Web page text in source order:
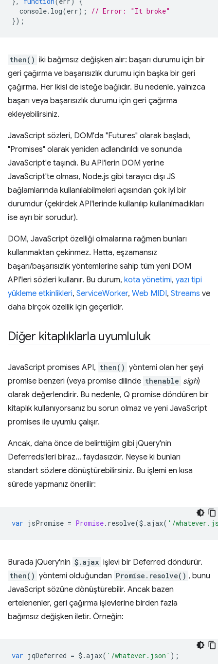
console. log(err);
// Error: "It broke"
});
then() iki bağımsız değişken alır: başarı durumu için bir
geri çağırma ve başarısızlık durumu için başka bir geri
çağırma. Her ikisi de isteğe bağlıdır. Bu nedenle, yalnızca
başarı veya başarısızlık durumu için geri çağırma
ekleyebilirsiniz.
JavaScript sözleri, DOM'da "Futures" olarak başladı,
"Promises" olarak yeniden adlandırıldı ve sonunda
JavaScript'e taşındı. Bu API'lerin DOM yerine
JavaScript'te olması, Node.js gibi tarayıcı dışı JS
bağlamlarında kullanılabilmeleri açısından çok iyi bir
durumdur (çekirdek API'lerinde kullanılıp kullanılmadıkları
ise ayrı bir sorudur).
DOM, JavaScript özelliği olmalarına rağmen bunları
kullanmaktan çekinmez. Hatta, eşzamansız
başarı/başarısızlık yöntemlerine sahip tüm yeni DOM
API'leri sözleri kullanır. Bu durum, kota yönetimi, yazı tipi
yükleme etkinlikleri, ServiceWorker, Web MIDI, Streams ve
daha birçok özellik için geçerlidir.
Diğer kitaplıklarla uyumluluk
JavaScript promises API, then() yöntemi olan her şeyi
promise benzeri (veya promise dilinde thenable sigh)
olarak değerlendirir. Bu nedenle, Q promise döndüren bir
kitaplık kullanıyorsanız bu sorun olmaz ve yeni JavaScript
promises ile uyumlu çalışır.
Ancak, daha önce de belirttiğim gibi jQuery'nin
Deferreds'leri biraz… faydasızdır. Neyse ki bunları
standart sözlere dönüştürebilirsiniz. Bu işlemi en kısa
sürede yapmanız önerilir:
var jsPromise = Promise. resolve($ .ajax( '/
Burada jQuery'nin $.ajax işlevi bir Deferred döndürür.
then() yöntemi olduğundan Promise.resolve() , bunu
JavaScript sözüne dönüştürebilir. Ancak bazen
ertelenenler, geri çağırma işlevlerine birden fazla
bağımsız değişken iletir. Örneğin:
var jqDeferred = $ .ajax( '/whatever.json' );